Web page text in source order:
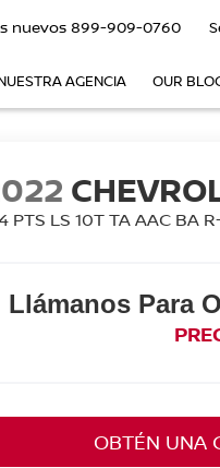
nuevos 899-909-0760
AGENCIA OUR
PTS LS 10T TA AAC BA
Llámanos Para
OBTÉN UNA